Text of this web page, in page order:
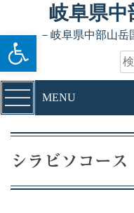
ツールバーを開く
Skip to content岐阜県中
－岐阜県中部山岳
MENU
シラビソコース